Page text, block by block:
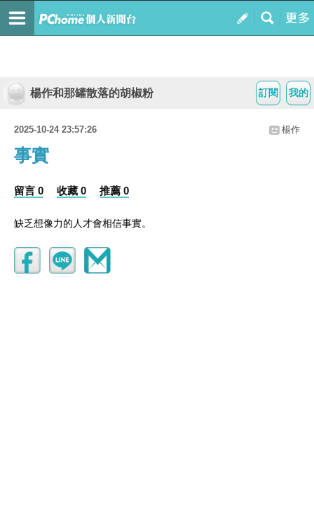
我的
訂閱
楊作和那罐散落的胡椒粉
2025-10-24 23:57:26 楊作
事實
留言 0 收藏 0 推薦 0
缺乏想像力的人才會相信事實。